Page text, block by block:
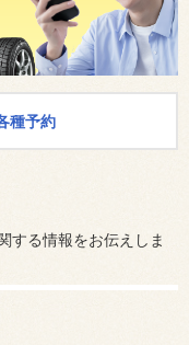
種予約
する情報をお伝えしま